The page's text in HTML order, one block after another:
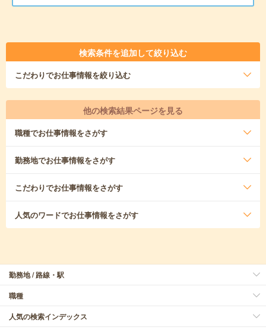
検索条件を追加して絞り込む
こだわりでお仕事情報を絞り込む
他の検索結果ページを見る
職種でお仕事情報をさがす
勤務地でお仕事情報をさがす
こだわりでお仕事情報をさがす
人気のワードでお仕事情報をさがす
勤務地 / 路線・駅
職種
人気の検索インデックス